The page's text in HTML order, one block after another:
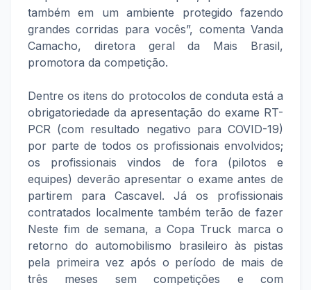
também em um ambiente protegido fazendo
grandes corridas para vocês”, comenta Vanda
Camacho, diretora geral da Mais Brasil,
promotora da competição.
Dentre os itens do protocolos de conduta está a
obrigatoriedade da apresentação do exame RT-
PCR (com resultado negativo para COVID-19)
por parte de todos os profissionais envolvidos;
os profissionais vindos de fora (pilotos e
equipes) deverão apresentar o exame antes de
partirem para Cascavel. Já os profissionais
contratados localmente também terão de fazer
Neste fim de semana, a Copa Truck marca o
retorno do automobilismo brasileiro às pistas
pela primeira vez após o período de mais de
três meses sem competições e com